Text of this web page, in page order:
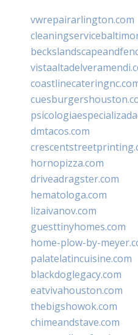
vwrepairarlington.com
dmtacos.com
hornopizza.com
driveadragster.com
hematologa.com
lizaivanov.com
guesttinyhomes.com
home-plow-by-
palatelatincuisine.com
blackdoglegacy.com
eatvivahouston.com
thebigshowok.com
chimeandstave.com